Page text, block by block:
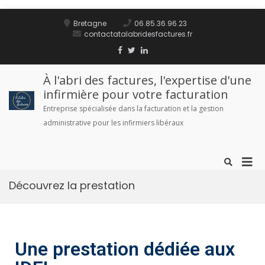
Bretagne
06.85.36.96.23
contactatalabridesfactures.fr
À l'abri des factures, l'expertise d'une
infirmière pour votre facturation
Entreprise spécialisée dans la facturation et la gestion
administrative pour les infirmiers libéraux
Découvrez la prestation
Une prestation dédiée aux